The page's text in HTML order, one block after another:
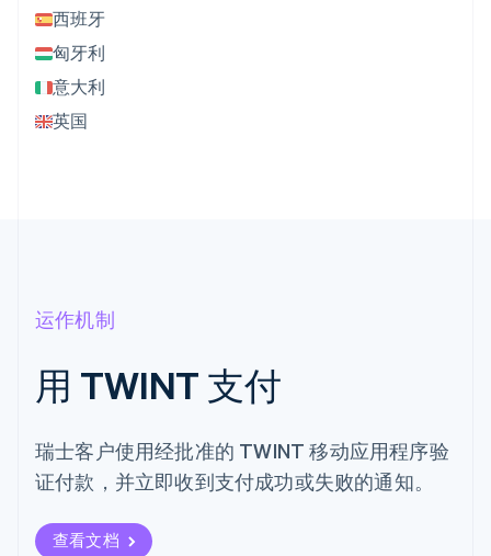
西班牙
匈牙利
意大利
英国
运作机制
用 TWINT 支付
瑞士客户使用经批准的 TWINT 移动应用程序验
证付款，并立即收到支付成功或失败的通知。
查看文档